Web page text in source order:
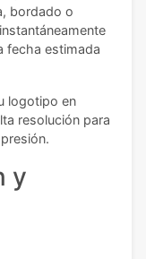
bordado o
fecha estimada
logotipo en
resolución para
y